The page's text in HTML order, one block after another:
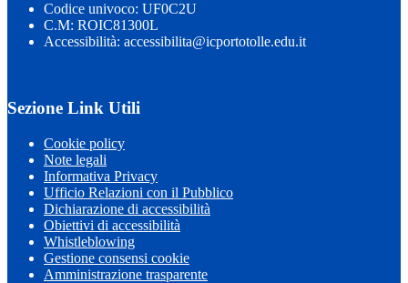
Codice univoco: UF0C2U
C.M: ROIC81300L
Accessibilità: accessibilita@icportotolle.edu.it
Sezione Link Utili
Cookie policy
Note legali
Informativa Privacy
Ufficio Relazioni con il Pubblico
Dichiarazione di accessibilità
Obiettivi di accessibilità
Whistleblowing
Gestione consensi cookie
Amministrazione trasparente